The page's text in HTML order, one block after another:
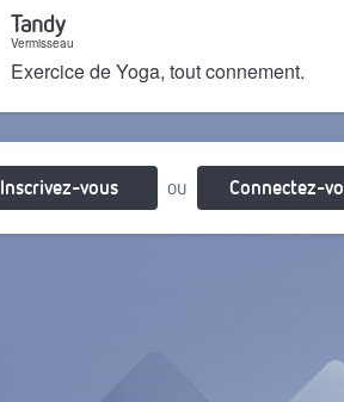
Tandy
Vermisseau
Exercice de Yoga, tout connement.
Inscrivez-vous ou Connectez-